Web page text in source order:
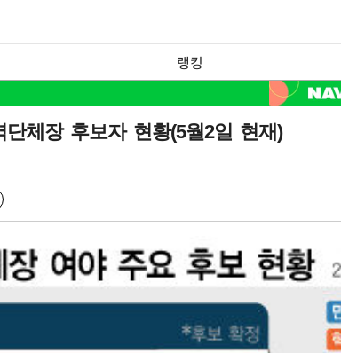
랭킹
단체장 후보자 현황(5월2일 현재)